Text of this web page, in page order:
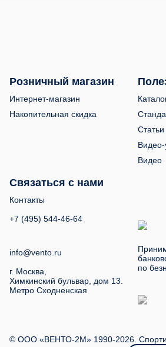
Розничный магазин
Интернет-магазин
Накопительная скидка
Статьи
Видео-
Видео
Связаться с нами
Контакты
+7 (495) 544-46-64
info@vento.ru
г. Москва,
Химкинский бульвар, дом 13.
Метро Сходненская
по
© ООО «ВЕНТО-2М» 1990-2026.